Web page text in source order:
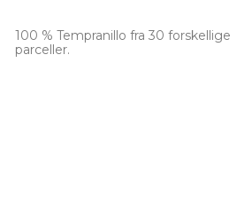
100 % Tempranillo fra 30 forskellige
parceller.